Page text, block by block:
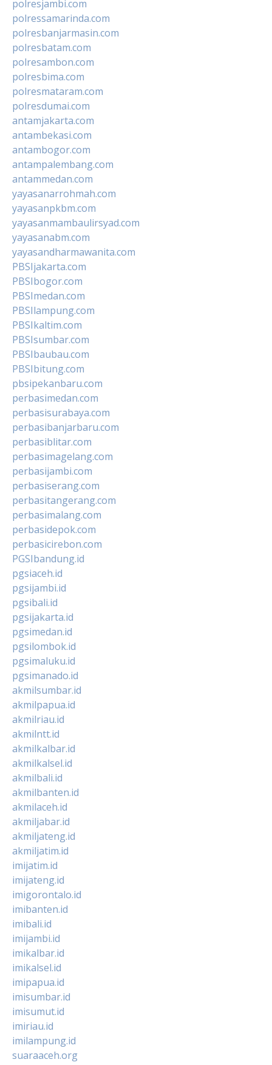
polresjambi.com
polressamarinda.com
polresbanjarmasin.com
polresbatam.com
polresambon.com
polresbima.com
polresmataram.com
polresdumai.com
antamjakarta.com
antambekasi.com
antambogor.com
antampalembang.com
antammedan.com
yayasanarrohmah.com
yayasanpkbm.com
yayasanmambaulirsyad.com
yayasanabm.com
yayasandharmawanita.com
PBSIjakarta.com
PBSIbogor.com
PBSImedan.com
PBSIlampung.com
PBSIkaltim.com
PBSIsumbar.com
PBSIbaubau.com
PBSIbitung.com
pbsipekanbaru.com
perbasimedan.com
perbasisurabaya.com
perbasibanjarbaru.com
perbasiblitar.com
perbasimagelang.com
perbasijambi.com
perbasiserang.com
perbasitangerang.com
perbasimalang.com
perbasidepok.com
perbasicirebon.com
PGSIbandung.id
pgsiaceh.id
pgsijambi.id
pgsibali.id
pgsijakarta.id
pgsimedan.id
pgsilombok.id
pgsimaluku.id
pgsimanado.id
akmilsumbar.id
akmilpapua.id
akmilriau.id
akmilntt.id
akmilkalbar.id
akmilkalsel.id
akmilbali.id
akmilbanten.id
akmilaceh.id
akmiljabar.id
akmiljateng.id
akmiljatim.id
imijatim.id
imijateng.id
imigorontalo.id
imibanten.id
imibali.id
imijambi.id
imikalbar.id
imikalsel.id
imipapua.id
imisumbar.id
imisumut.id
imiriau.id
imilampung.id
suaraaceh.org